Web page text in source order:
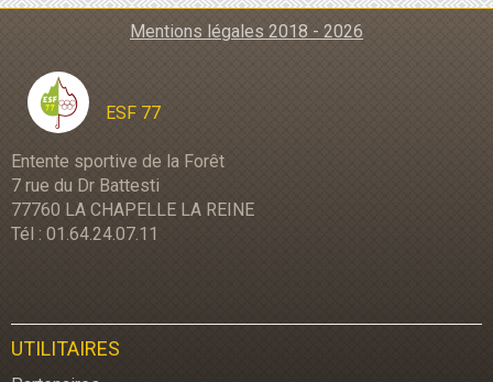
Mentions légales 2018 - 2026
ESF 77
Entente sportive de la Forêt
7 rue du Dr Battesti
77760 LA CHAPELLE LA REINE
Tél : 01.64.24.07.11
UTILITAIRES